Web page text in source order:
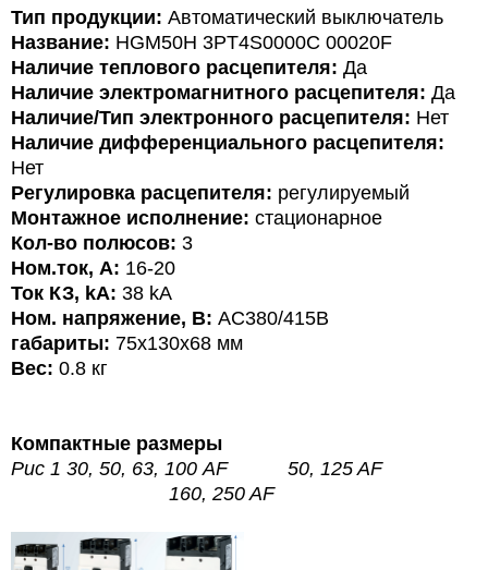
Тип продукции: Автоматический выключатель
Название: HGM50H 3PT4S0000C 00020F
Наличие теплового расцепителя: Да
Наличие электромагнитного расцепителя: Да
Наличие/Тип электронного расцепителя: Нет
Наличие дифференциального расцепителя:
Нет
Регулировка расцепителя: регулируемый
Монтажное исполнение: стационарное
Кол-во полюсов: 3
Ном.ток, А: 16-20
Ток КЗ, kA: 38 kA
Ном. напряжение, В: AC380/415В
габариты: 75х130х68 мм
Вес: 0.8 кг
Компактные размеры
Рис 1 30, 50, 63, 100 AF
50, 125 AF
160, 250 AF